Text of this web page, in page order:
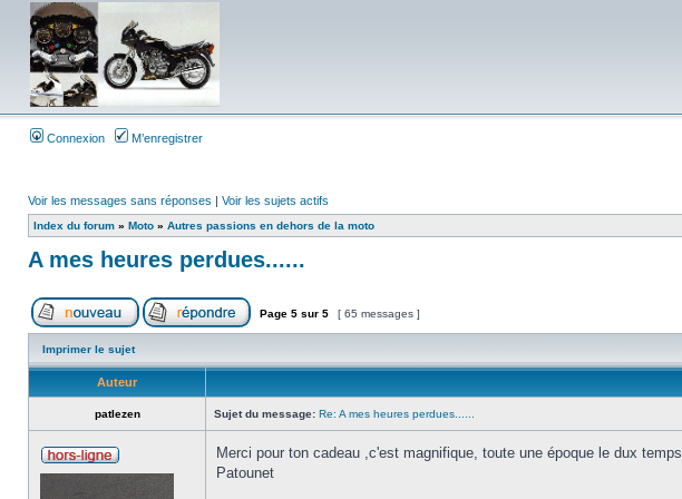
Connexion M’enregistrer
Voir les messages sans réponses | Voir les sujets actifs
Index du forum » Moto » Autres passions en dehors de la moto
A mes heures perdues......
Page 5 sur 5 [ 65 messages ]
Imprimer le sujet
Auteur
patlezen Sujet du message: Re: A mes heures perdues......
Merci pour ton cadeau ,c'est magnifique, toute une époque le dux temps
Patounet